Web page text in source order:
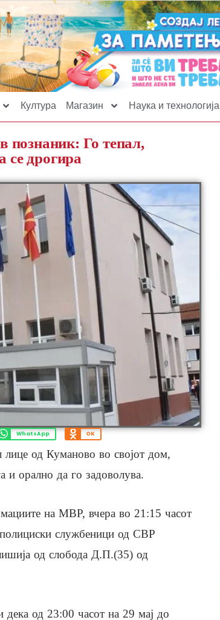
Култура Магазин Наука и технологија
познаник: Го тепал,
се дрогира
WhatsApp OK
лице од Куманово во својот дом,
и орално да го задоволува.
на МВР, вчера во 21:15 часот
службеници од СВР
од слобода Д.П.(35) од
дека од 23:00 часот на 29 мај до